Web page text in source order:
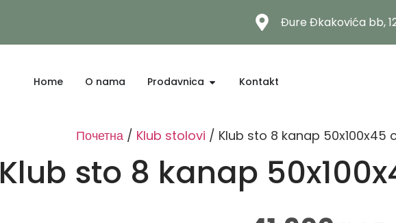
Đure Đkakovića bb,
Home O nama Prodavnica Kontakt
Почетна/ Klub stolovi / Klub sto 8 kanap 50x100x45
Klub sto 8 kanap